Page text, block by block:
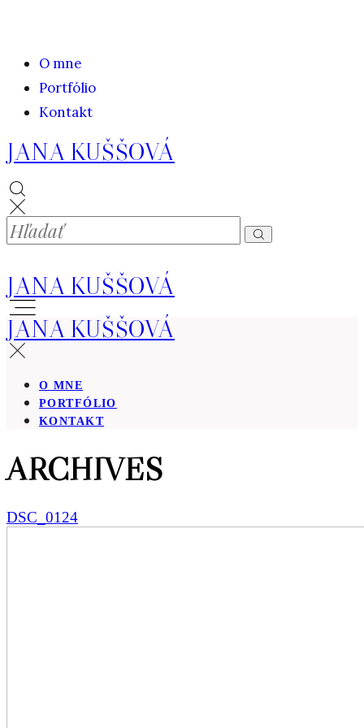
O mne
Portfólio
Kontakt
JANA KUŠŠOVÁ
JANA KUŠŠOVÁ
JANA KUŠŠOVÁ
O MNE
PORTFÓLIO
KONTAKT
ARCHIVES
DSC_0124